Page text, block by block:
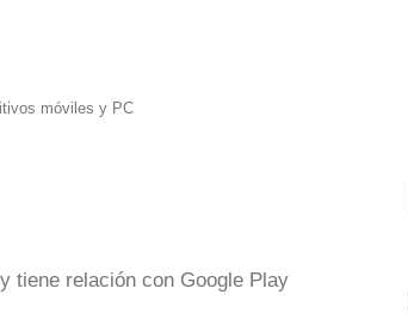
móviles y PC
tiene relación con Google Play